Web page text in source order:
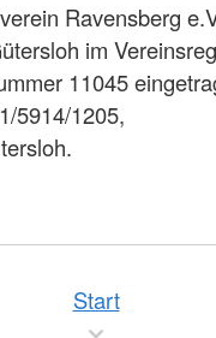
Ravensberg
im
11045
5914/1205,
Start